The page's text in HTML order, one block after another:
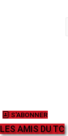
S'ABONNER
LES AMIS DU TC